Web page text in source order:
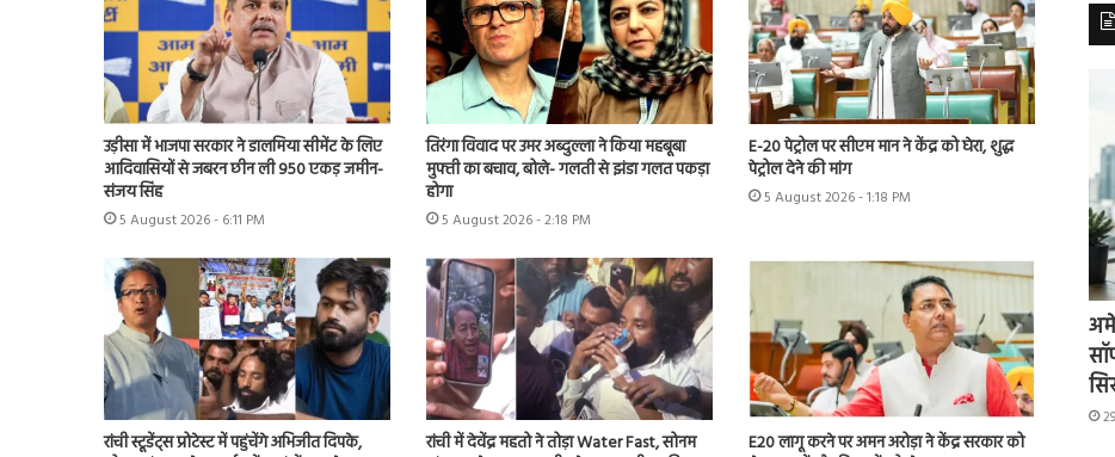
उड़ीसा में भाजपा सरकार ने डालमिया सीमेंट के लिए
आदिवासियों से जबरन छीन ली 950 एकड़ जमीन-
संजय सिंह
5 August 2026 - 6:11 PM
तिरंगा विवाद पर उमर अब्दुल्ला ने किया महबूबा
मुफ्ती का बचाव, बोले- गलती से झंडा गलत पकड़ा
होगा
5 August 2026 - 2:18 PM
E-20 पेट्रोल पर सीएम मान ने केंद्र को घेरा, शुद्ध
पेट्रोल देने की मांग
5 August 2026 - 1:18 PM
रांची स्टूडेंट्स प्रोटेस्ट में पहुंचेंगे अभिजीत दिपके,
रांची में देवेंद्र महतो ने तोड़ा Water Fast, सोनम
E20 लागू करने पर अमन अरोड़ा ने केंद्र सरकार को